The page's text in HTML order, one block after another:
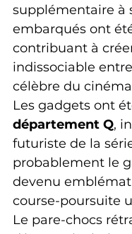
supplémentaire à
embarqués ont
contribuant à
indissociable
célèbre du
Les gadgets ont
département Q,
futuriste de la
probablement le
devenu
course-poursuite
Le pare-chocs